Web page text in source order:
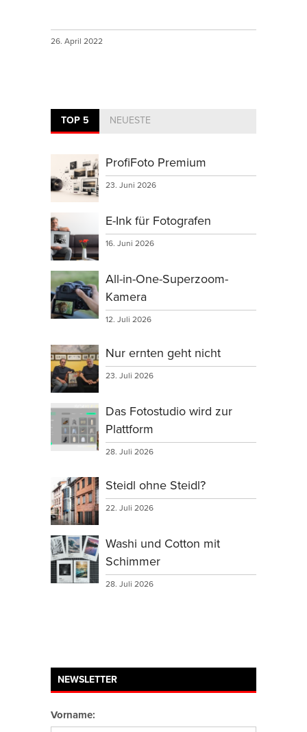
26. April 2022
TOP 5 NEUESTE
ProfiFoto Premium
23. Juni 2026
E-Ink für Fotografen
16. Juni 2026
All-in-One-Superzoom-
Kamera
12. Juli 2026
Nur ernten geht nicht
23. Juli 2026
Das Fotostudio wird zur
Plattform
28. Juli 2026
Steidl ohne Steidl?
22. Juli 2026
Washi und Cotton mit
Schimmer
28. Juli 2026
NEWSLETTER
Vorname: